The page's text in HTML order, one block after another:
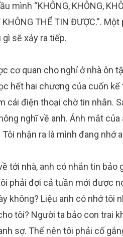
mình “KHÔNG, KHÔNG,
KHÔNG THỂ TIN ĐƯỢC.”.
sẽ xảy ra tiếp.
cơ quan cho nghỉ ở nhà ôn
hết hai chương của cuốn
cái điện thoại chờ tin nhắn.
nghĩ về anh. Ánh mắt
nhận ra là mình đang nhớ
tới nhà, anh có nhắn tin
phải đợi cả tuần mới được
không? Liệu anh có nhớ tôi
tôi? Người ta bảo con trai
sợ. Thế nên tôi phải cố